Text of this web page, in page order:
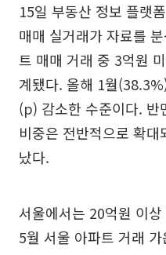
15일 부동산 정보 플랫
매매 실거래가 자료를
트 매매 거래 중 3억원
계됐다. 올해 1월
(p) 감소한 수준이다. 반
비중은 전반적으로 확
났다.
서울에서는 20억원 이
5월 서울 아파트 거래